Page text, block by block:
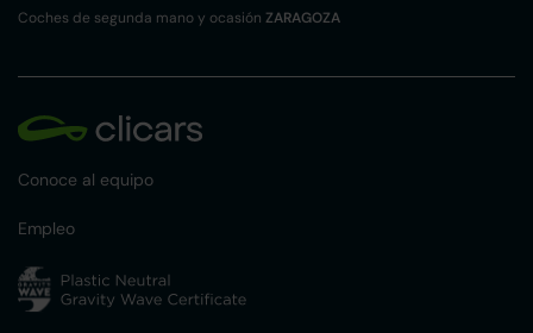
Coches de segunda mano y ocasión ZARAGOZA
Conoce al equipo
Empleo